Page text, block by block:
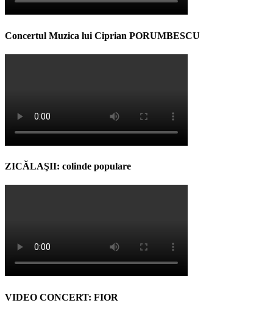
Concertul Muzica lui Ciprian PORUMBESCU
ZICĂLAŞII: colinde populare
VIDEO CONCERT: FIOR